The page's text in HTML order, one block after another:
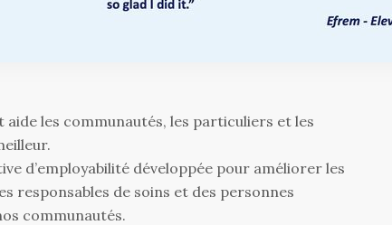
aide les communautés, les particuliers et les
d’employabilité développée pour améliorer les
responsables de soins et des personnes
communautés.